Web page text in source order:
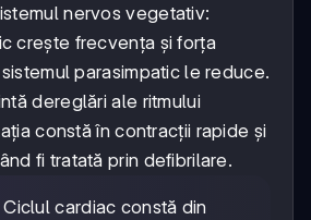
nervos vegetativ:
crește frecvența și forța
parasimpatic le reduce.
dereglări ale ritmului
constă în contracții rapide și
fi tratată prin defibrilare.
cardiac constă din